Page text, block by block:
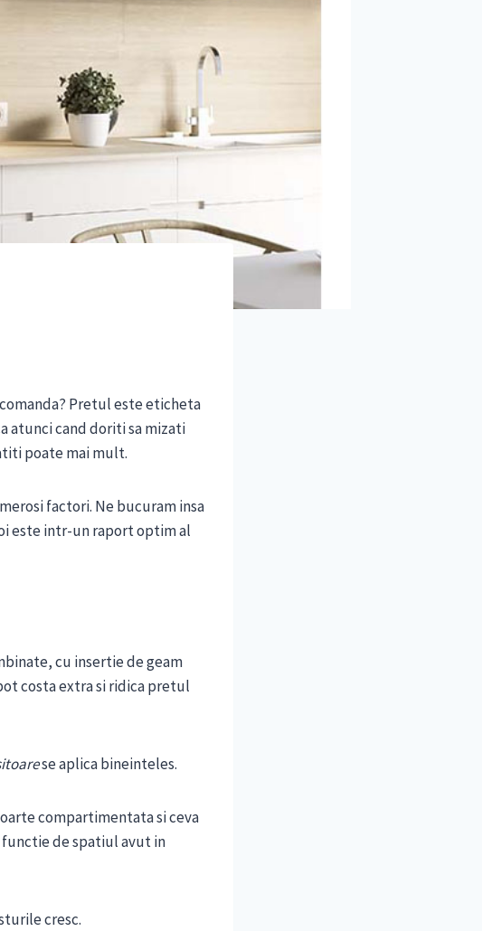
Pretul este eticheta
atunci cand doriti sa mizati
poate mai mult.
factori. Ne bucuram insa
este intr-un raport optim al
cu insertie de geam
costa extra si ridica pretul
se aplica bineinteles.
compartimentata si ceva
functie de spatiul avut in
cresc.